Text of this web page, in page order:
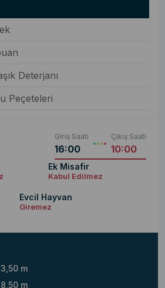
Deterjanı
Peçeteleri
Giriş Saati
16:00
Çıkış Saati
10:00
Ek Misafir
Kabul Edilmez
Evcil Hayvan
Giremez
3,50 m
8,50 m